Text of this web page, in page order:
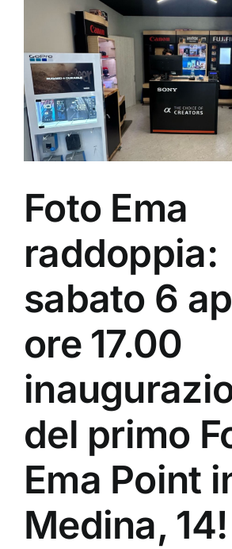
Foto Ema
raddoppia:
sabato 6
ore 17.00
del primo
Ema Point
Medina, 14!